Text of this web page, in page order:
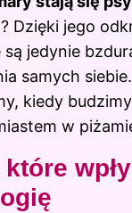
? Dzięki jego
jedynie
samych
kiedy
w